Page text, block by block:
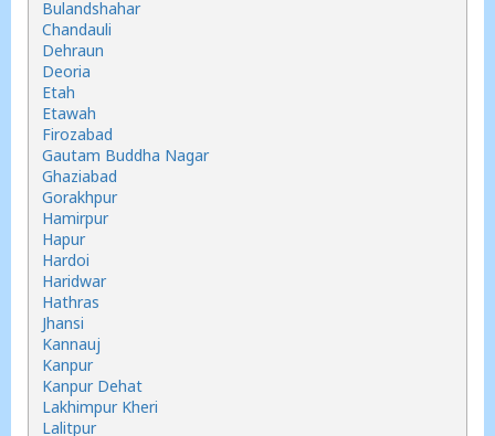
Bulandshahar
Chandauli
Dehraun
Deoria
Etah
Etawah
Firozabad
Gautam Buddha Nagar
Ghaziabad
Gorakhpur
Hamirpur
Hapur
Hardoi
Haridwar
Hathras
Jhansi
Kannauj
Kanpur
Kanpur Dehat
Lakhimpur Kheri
Lalitpur